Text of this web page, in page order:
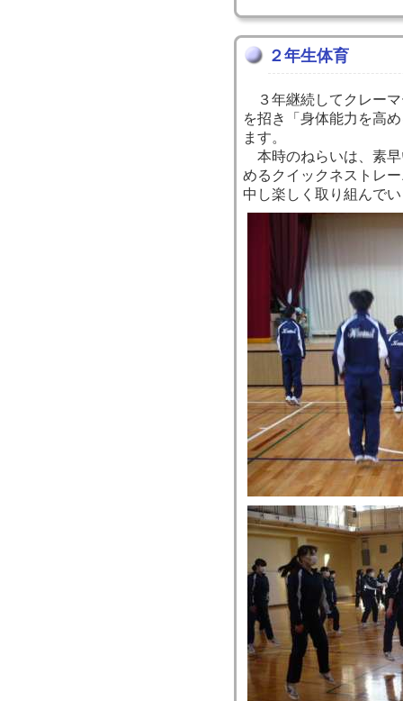
２年生体育
３年継続してクレーマ
を招き「身体能力を高
ます。
本時のねらいは、素早
めるクイックネストレ
中し楽しく取り組んで